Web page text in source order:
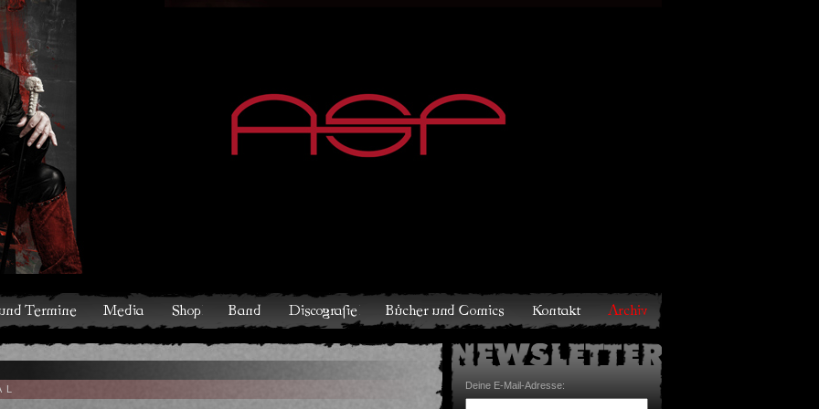
Band Discografie Bücher und Comics Kontakt Archiv
Deine E-Mail-Adresse: